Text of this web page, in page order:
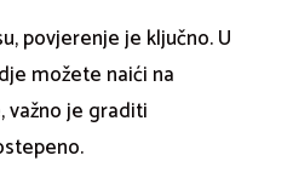
povjerenje je ključno. U
možete naići na
važno je graditi